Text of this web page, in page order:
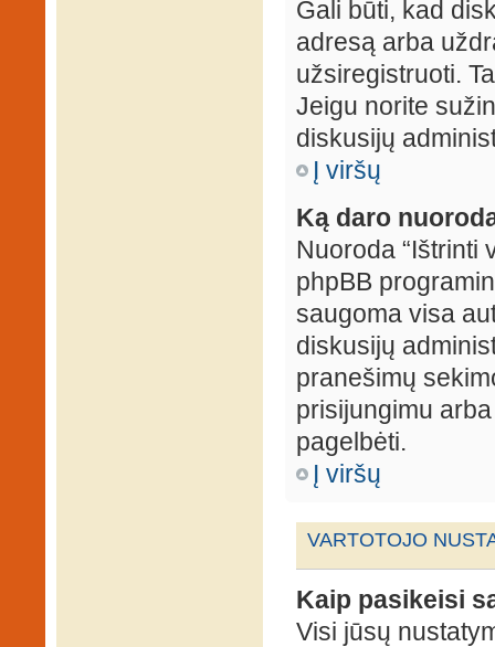
Gali būti, kad
adresą arba
užsiregistruoti.
Jeigu norite
diskusijų
Į viršų
Ką daro
Nuoroda “Ištrinti
phpBB
saugoma visa
diskusijų
pranešimų
prisijungimu
pagelbėti.
Į viršų
VARTOTOJO
Kaip pasikeisi
Visi jūsų